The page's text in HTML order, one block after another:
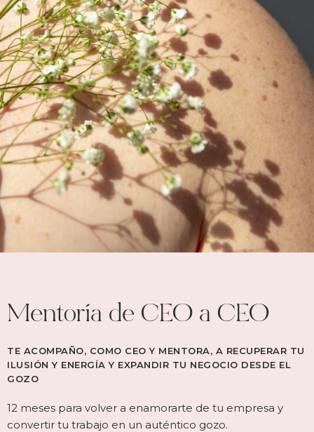
Mentoría de CEO a CEO
TE ACOMPAÑO, COMO CEO Y MENTORA, A RECUPERAR TU
ILUSIÓN Y ENERGÍA Y EXPANDIR TU NEGOCIO DESDE EL
GOZO
12 meses para volver a enamorarte de tu empresa y
convertir tu trabajo en un auténtico gozo.